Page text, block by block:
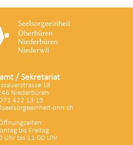
/ Sekretariat
18
Niederbüren
422 13 19
onn.ch
bis Freitag
Uhr bis 11.00 Uhr